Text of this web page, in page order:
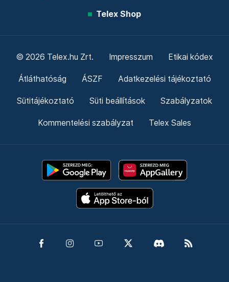
Telex Shop
© 2026 Telex.hu Zrt. Impresszum Etikai kódex
Átláthatóság ÁSZF Adatkezelési tájékoztató
Sütitájékoztató Süti beállítások Szabályzatok
Kommentelési szabályzat Telex Sales